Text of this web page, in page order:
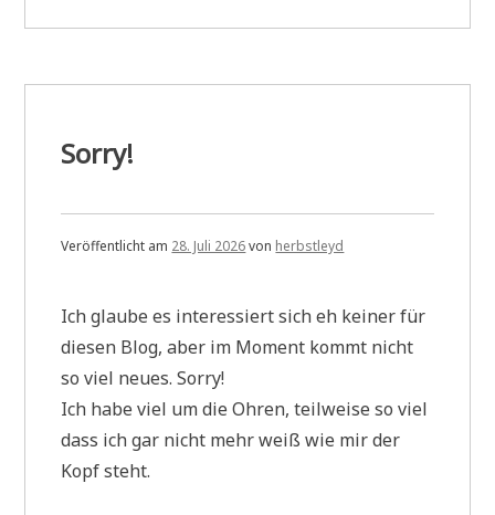
Sorry!
Veröffentlicht am 28. Juli 2026von herbstleyd
Ich glaube es interessiert sich eh keiner für
diesen Blog, aber im Moment kommt nicht
so viel neues. Sorry!
Ich habe viel um die Ohren, teilweise so viel
dass ich gar nicht mehr weiß wie mir der
Kopf steht.